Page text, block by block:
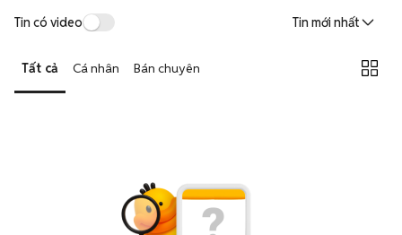
Tin có video Tin mới nhất
Tất cả Cá nhân Bán chuyên